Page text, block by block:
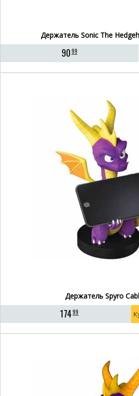
Держатель Sonic The
9099
Держатель Spyro
17499